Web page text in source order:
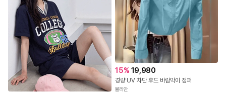
15% 19,980
경량 UV 차단 후드 바람막이 점퍼
뮬리안